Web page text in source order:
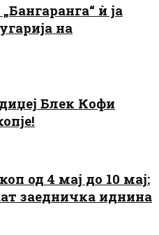
ѝ ја
на
Блек Кофи
од 4 мај до 10 мај:
заедничка иднина